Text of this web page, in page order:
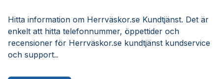
Hitta information om Herrväskor.se Kundtjänst. Det är
enkelt att hitta telefonnummer, öppettider och
recensioner för Herrväskor.se kundtjänst kundservice
och support..